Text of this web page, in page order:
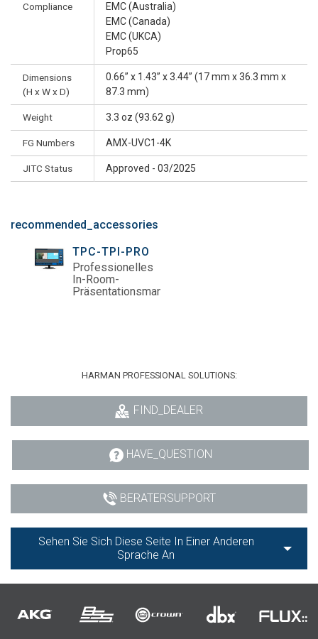
Compliance
EMC (Australia)
EMC (Canada)
EMC (UKCA)
Prop65
Dimensions
(H x W x D)
0.66” x 1.43” x 3.44” (17 mm x 36.3 mm x
87.3 mm)
Weight 3.3 oz (93.62 g)
FG Numbers AMX-UVC1-4K
JITC Status Approved - 03/2025
recommended_accessories
TPC-TPI-PRO
Professionelles
In-Room-
Präsentationsmanagementsystem
HARMAN PROFESSIONAL SOLUTIONS:
FIND_DEALER
HAVE_QUESTION
BERATERSUPPORT
Sehen Sie Sich Diese Seite In Einer Anderen
Sprache An